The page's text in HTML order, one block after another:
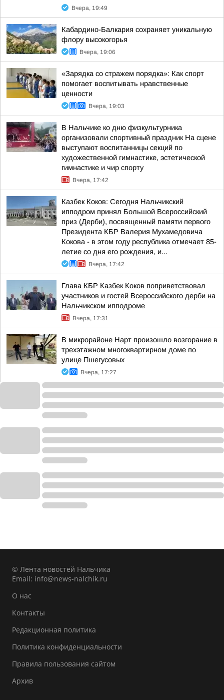
Вчера, 19:49
Кабардино-Балкария сохраняет уникальную
флору высокогорья
Вчера, 19:06
«Зарядка со стражем порядка»: Как спорт
помогает воспитывать нравственные
ценности
Вчера, 19:03
В Нальчике ко дню физкультурника
организовали спортивный праздник На сцене
выступают воспитанницы секций по
художественной гимнастике, эстетической
гимнастике и чир спорту
Вчера, 17:42
Казбек Коков: Сегодня Нальчикский
ипподром принял Большой Всероссийский
приз (Дерби), посвященный памяти первого
Президента КБР Валерия Мухамедовича
Кокова - в этом году республика отмечает 85-
летие со дня его рождения, и...
Вчера, 17:42
Глава КБР Казбек Коков поприветствовал
участников и гостей Всероссийского дерби на
Нальчикском ипподроме
Вчера, 17:31
В микрорайоне Нарт произошло возгорание в
трехэтажном многоквартирном доме по
улице Пшегусовых
Вчера, 17:27
© Лента новостей Нальчика
Email: info@news-nalchik.ru
О нас
Контакты
Редакционная политика
Политика конфиденциальности
Правила пользования сайтом
Архив